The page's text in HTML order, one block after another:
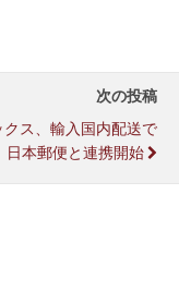
次の投稿
クス、輸入国内配送で
日本郵便と連携開始